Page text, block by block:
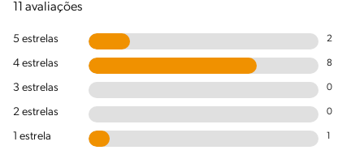
11 avaliações
5 estrelas 2
4 estrelas 8
3 estrelas 0
2 estrelas 0
1 estrela